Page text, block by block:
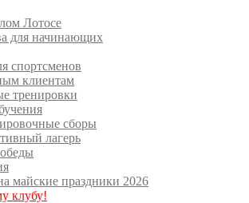
Лотосе
для начинающих
спортсменов
клиентам
тренировки
сборы
лагерь
майские праздники 2026
клубу!